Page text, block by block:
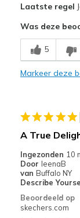
Breathe Well
Comfortable
Casual Wear
Width
Sizing
View On Shoes
Laatste regel
Was deze
5
Markeer deze
A True
Ingezonden 10
Door IeenaB
van Buffalo NY
Describe
Beoordeeld op
skechers.com